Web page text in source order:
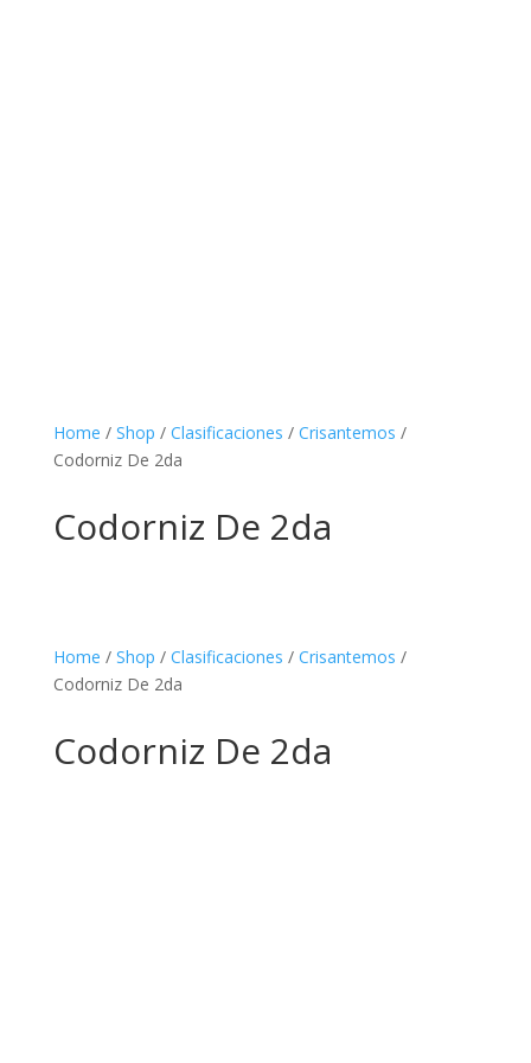
Home / Shop / Clasificaciones / Crisantemos /
Codorniz De 2da
Codorniz De 2da
Home / Shop / Clasificaciones / Crisantemos /
Codorniz De 2da
Codorniz De 2da